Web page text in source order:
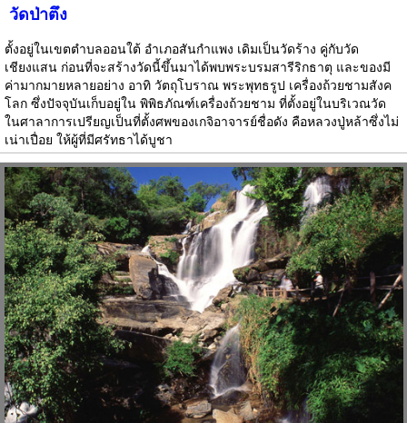
วัดป่าตึง
ตั้งอยู่ในเขตตำบลออนใต้ อำเภอสันกำแพง เดิมเป็นวัดร้าง คู่กับวัด
เชียงแสน ก่อนที่จะสร้างวัดนี้ขึ้นมาได้พบพระบรมสารีริกธาตุ และของมี
ค่ามากมายหลายอย่าง อาทิ วัตถุโบราณ พระพุทธรูป เครื่องถ้วยชามสังค
โลก ซึ่งปัจจุบันเก็บอยู่ใน พิพิธภัณฑ์เครื่องถ้วยชาม ที่ตั้งอยู่ในบริเวณวัด
ในศาลาการเปรียญเป็นที่ตั้งศพของเกจิอาจารย์ชื่อดัง คือหลวงปู่หล้าซึ่งไม่
เน่าเปื่อย ให้ผู้ที่มีศรัทธาได้บูชา